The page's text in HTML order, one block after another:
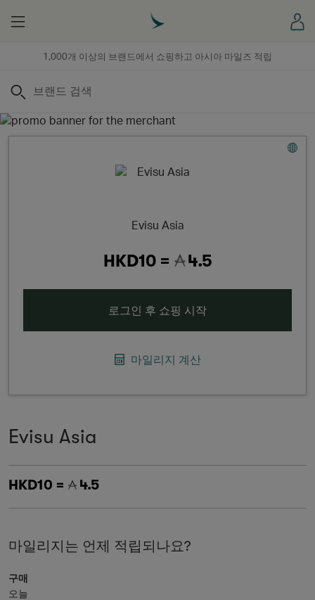
1,000개 이상의 브랜드에서 쇼핑하고 아시아 마일즈 적립
Menu
검색
Evisu Asia
HKD10 = 4.5
로그인 후 쇼핑 시작
마일리지 계산
Evisu Asia
HKD10 = 4.5
마일리지는 언제 적립되나요?
구매
오늘